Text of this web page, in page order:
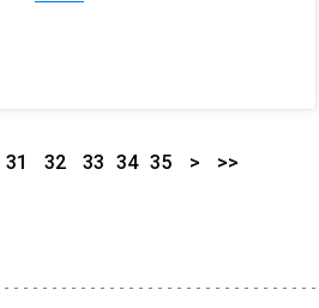
31 32 33 34 35 > >>